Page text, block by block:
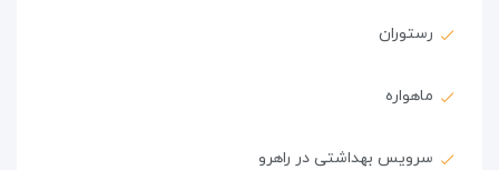
رستوران
ماهواره
سرویس بهداشتی در راهرو